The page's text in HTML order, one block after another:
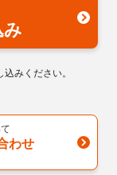
み
みください。
わせ